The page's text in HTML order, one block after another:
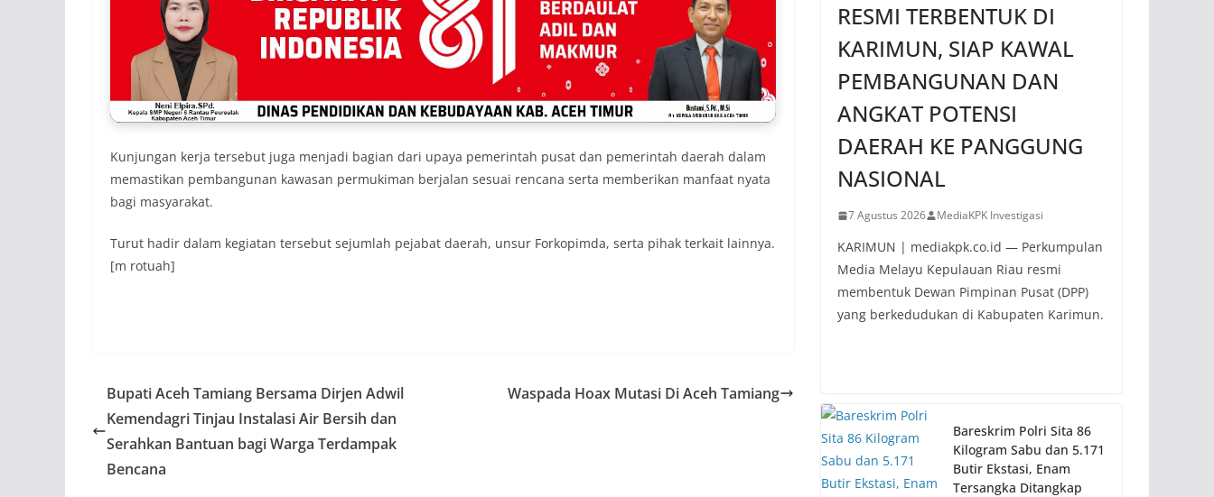
Kunjungan kerja tersebut juga menjadi bagian dari upaya pemerintah pusat dan pemerintah daerah dalam
memastikan pembangunan kawasan permukiman berjalan sesuai rencana serta memberikan manfaat nyata
bagi masyarakat.
Turut hadir dalam kegiatan tersebut sejumlah pejabat daerah, unsur Forkopimda, serta pihak terkait lainnya.
[m rotuah]
Bupati Aceh Tamiang Bersama Dirjen Adwil
Kemendagri Tinjau Instalasi Air Bersih dan
Serahkan Bantuan bagi Warga Terdampak
Bencana
Waspada Hoax Mutasi Di Aceh Tamiang
RESMI TERBENTUK DI
KARIMUN, SIAP KAWAL
PEMBANGUNAN DAN
ANGKAT POTENSI
DAERAH KE PANGGUNG
NASIONAL
7 Agustus 2026 MediaKPK Investigasi
KARIMUN | mediakpk.co.id — Perkumpulan
Media Melayu Kepulauan Riau resmi
membentuk Dewan Pimpinan Pusat (DPP)
yang berkedudukan di Kabupaten Karimun.
Bareskrim Polri Sita 86
Kilogram Sabu dan 5.171
Butir Ekstasi, Enam
Tersangka Ditangkap